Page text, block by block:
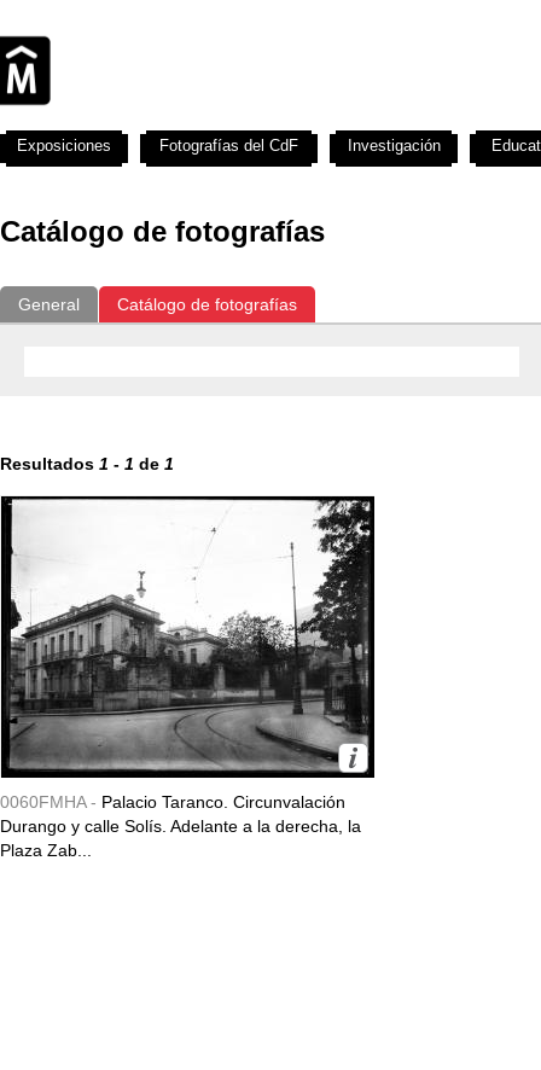
Catálogo de fotografías
General Catálogo de fotografías
Resultados 1 - 1 de 1
0060FMHA - Palacio Taranco. Circunvalación
Durango y calle Solís. Adelante a la derecha, la
Plaza Zab...
Exposiciones Fotografías del CdF Investigación